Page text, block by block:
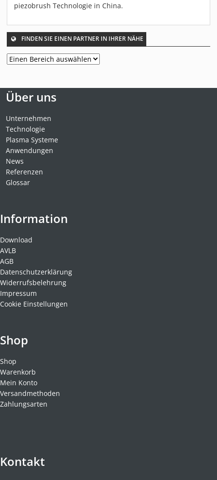
KARRIERE
KONTAKT
ONLINE SHOP
piezobrush Technologie in China.
FINDEN SIE EINEN PARTNER IN IHRER NÄHE
Über uns
Unternehmen
Technologie
Plasma Systeme
Anwendungen
News
Referenzen
Glossar
Information
Download
AVLB
AGB
Datenschutzerklärung
Widerrufsbelehrung
Impressum
Cookie Einstellungen
Shop
Shop
Warenkorb
Mein Konto
Versandmethoden
Zahlungsarten
Kontakt